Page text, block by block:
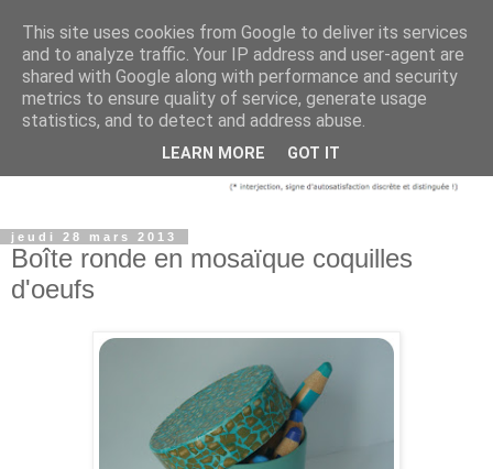
jeudi 28 mars 2013
Boîte ronde en mosaïque coquilles
d'oeufs
This site uses cookies from Google to deliver its services
and to analyze traffic. Your IP address and user-agent are
shared with Google along with performance and security
metrics to ensure quality of service, generate usage
statistics, and to detect and address abuse.
LEARN MORE GOT IT